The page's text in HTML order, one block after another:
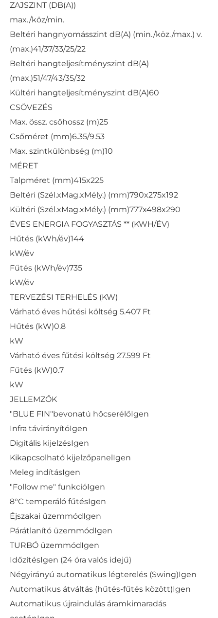
ZAJSZINT (DB(A))
max./köz/min.
Beltéri hangnyomásszint dB(A) (min./köz./max.) v.
(max.)41/37/33/25/22
Beltéri hangteljesítményszint dB(A)
(max.)51/47/43/35/32
Kültéri hangteljesítményszint dB(A)60
CSÖVEZÉS
Max. össz. csőhossz (m)25
Csőméret (mm)6.35/9.53
Max. szintkülönbség (m)10
MÉRET
Talpméret (mm)415x225
Beltéri (Szél.xMag.xMély.) (mm)790x275x192
Kültéri (Szél.xMag.xMély.) (mm)777x498x290
ÉVES ENERGIA FOGYASZTÁS ** (KWH/ÉV)
Hűtés (kWh/év)144
kW/év
Fűtés (kWh/év)735
kW/év
TERVEZÉSI TERHELÉS (KW)
Várható éves hűtési költség 5.407 Ft
Hűtés (kW)0.8
kW
Várható éves fűtési költség 27.599 Ft
Fűtés (kW)0.7
kW
JELLEMZŐK
"BLUE FIN"bevonatú hőcserélőIgen
Infra távirányítóIgen
Digitális kijelzésIgen
Kikapcsolható kijelzőpanelIgen
Meleg indításIgen
"Follow me" funkcióIgen
8°C temperáló fűtésIgen
Éjszakai üzemmódIgen
Párátlanító üzemmódIgen
TURBÓ üzemmódIgen
IdőzítésIgen (24 óra valós idejű)
Négyirányú automatikus légterelés (Swing)Igen
Automatikus átváltás (hűtés-fűtés között)Igen
Automatikus újraindulás áramkimaradás